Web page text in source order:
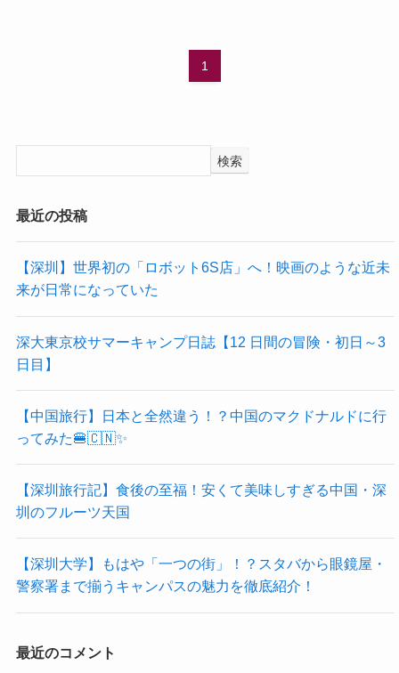
1
検索
最近の投稿
【深圳】世界初の「ロボット6S店」へ！映画のような近未
来が日常になっていた
深大東京校サマーキャンプ日誌【12 日間の冒険・初日～3
日目】
【中国旅行】日本と全然違う！？中国のマクドナルドに行
ってみた🍔🇨🇳✨
【深圳旅行記】食後の至福！安くて美味しすぎる中国・深
圳のフルーツ天国
【深圳大学】もはや「一つの街」！？スタバから眼鏡屋・
警察署まで揃うキャンパスの魅力を徹底紹介！
最近のコメント